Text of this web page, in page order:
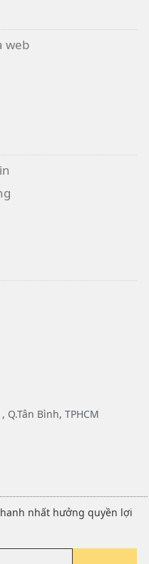
web
Q.Tân Bình, TPHCM
nhất hưởng quyền lợi